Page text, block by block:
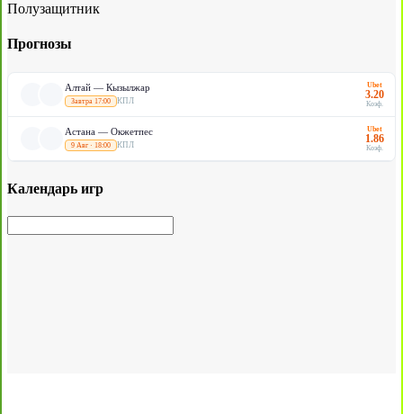
Полузащитник
Прогнозы
Алтай — Кызылжар
Завтра 17:00 КПЛ
Ubet
3.20
Коэф.
Астана — Окжетпес
9 Авг · 18:00 КПЛ
Ubet
1.86
Коэф.
Календарь игр